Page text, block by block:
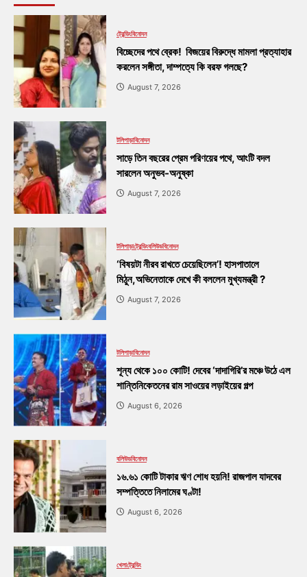
ট্রেন্ডিংবিনোদন
বিচ্ছেদের পথে ব্রেক! বিজয়ের বিরুদ্ধে মামলা প্রত্যাহার
করলেন সঙ্গীতা, দাম্পত্যে কি বরফ গলছে?
August 7, 2026
টলিপাড়াবিনোদন
সাড়ে তিন বছরের প্রেম পরিণয়ের পথে, আংটি বদল
সারলেন অনুভব-অনুষ্কা
August 7, 2026
টলিপাড়াট্রেন্ডিংবলিউডবিনোদন
‘বিষয়টা নীরব রাখতে চেয়েছিলেন’! হাসপাতালে
মিঠুন,অভিনেতাকে দেখে কী বললেন মুখ্যমন্ত্রী ?
August 7, 2026
টলিপাড়াবিনোদন
শূন্য থেকে ১০০ কোটি! দেবের ‘দাদাগিরি’র মঞ্চে উঠে এল
শান্তিনিকেতনের রাম সাওয়ের লড়াইয়ের গল্প
August 6, 2026
বলিউডবিনোদন
১৬.৬১ কোটি টাকার ঋণ শোধ হয়নি! রাজপাল যাদবের
সম্পত্তিতে নিলামের ঘণ্টা!
August 6, 2026
খেলাট্রেন্ডিং